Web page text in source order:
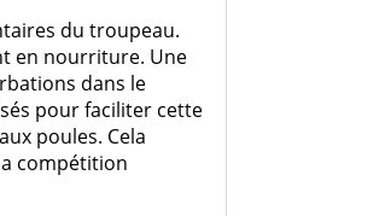
du troupeau.
en nourriture. Une
dans le
pour faciliter cette
poules. Cela
compétition